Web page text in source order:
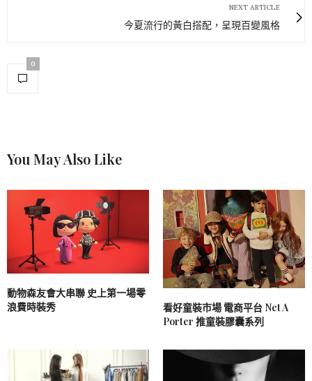
NEXT ARTICLE
今夏流行的黃白搭配，呈現百變風格
0
You May Also Like
動物森友會大串聯 史上第一場零
浪費時裝秀
看好童裝市場 電商平台 Net A
Porter 推童裝膠囊系列